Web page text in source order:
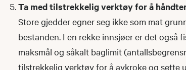
Ta med tilstrekkelig verktøy for å
Store gjedder egner seg ikke som mat
bestanden. I en rekke innsjøer er det også
maksmål og såkalt baglimit
tilstrekkelig verktøy for å avkroke og sette